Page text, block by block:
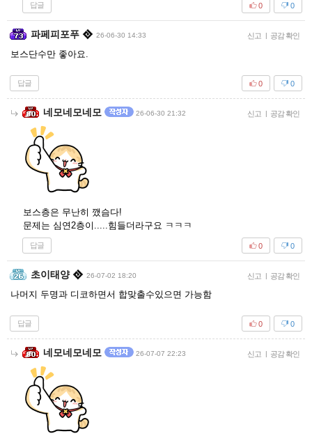
답글 0
0
파페피포푸 26-06-30 14:33 신고 | 공감 확인
보스단수만 좋아요.
답글 0
0
네모네모네모 26-06-30 21:32 신고 | 공감 확인
보스층은 무난히 깼슴다!
문제는 심연2층이.....힘들더라구요 ㅋㅋㅋ
답글 0
0
초이태양 26-07-02 18:20 신고 | 공감 확인
나머지 두명과 디코하면서 합맞출수있으면 가능함
답글 0
0
네모네모네모 26-07-07 22:23 신고 | 공감 확인